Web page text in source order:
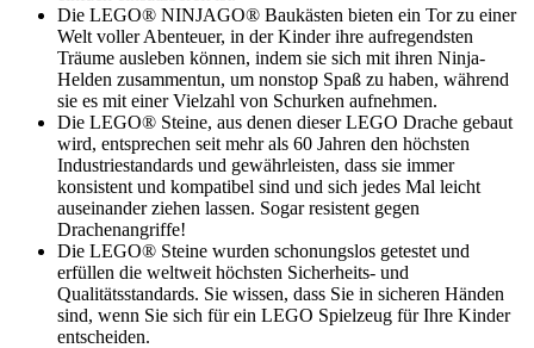
Die LEGO® NINJAGO® Baukästen bieten ein Tor zu einer
Welt voller Abenteuer, in der Kinder ihre aufregendsten
Träume ausleben können, indem sie sich mit ihren Ninja-
Helden zusammentun, um nonstop Spaß zu haben, während
sie es mit einer Vielzahl von Schurken aufnehmen.
Die LEGO® Steine, aus denen dieser LEGO Drache gebaut
wird, entsprechen seit mehr als 60 Jahren den höchsten
Industriestandards und gewährleisten, dass sie immer
konsistent und kompatibel sind und sich jedes Mal leicht
auseinander ziehen lassen. Sogar resistent gegen
Drachenangriffe!
Die LEGO® Steine wurden schonungslos getestet und
erfüllen die weltweit höchsten Sicherheits- und
Qualitätsstandards. Sie wissen, dass Sie in sicheren Händen
sind, wenn Sie sich für ein LEGO Spielzeug für Ihre Kinder
entscheiden.